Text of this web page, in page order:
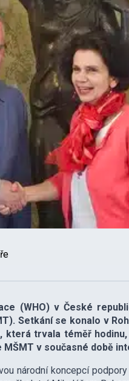
(WHO) v České
Setkání se konalo v
která trvala téměř
v současné době
národní koncepcí